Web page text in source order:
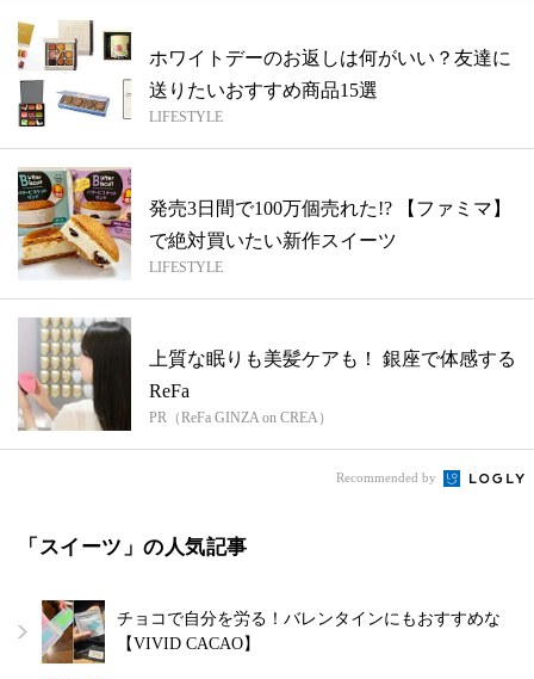
ホワイトデーのお返しは何がいい？友達に
送りたいおすすめ商品15選
LIFESTYLE
発売3日間で100万個売れた!? 【ファミマ】
で絶対買いたい新作スイーツ
LIFESTYLE
上質な眠りも美髪ケアも！ 銀座で体感する
ReFa
PR（ReFa GINZA on CREA）
Recommended by
「スイーツ」の人気記事
チョコで自分を労る！バレンタインにもおすすめな
【VIVID CACAO】